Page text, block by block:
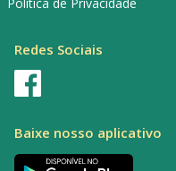
Redes Sociais
Baixe nosso aplicativo